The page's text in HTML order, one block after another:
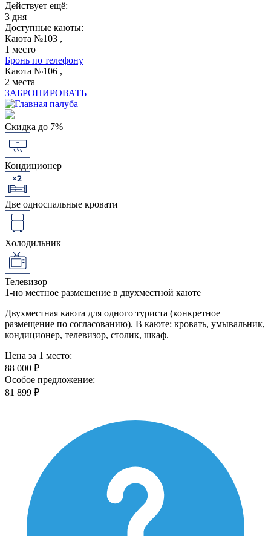
Действует ещё:
3 дня
Доступные каюты:
Каюта №103 ,
1 место
Бронь по телефону
Каюта №106 ,
2 места
ЗАБРОНИРОВАТЬ
Скидка до 7%
Кондиционер
Две односпальные кровати
Холодильник
Телевизор
1-но местное размещение в двухместной каюте
Двухместная каюта для одного туриста (конкретное
размещение по согласованию). В каюте: кровать, умывальник,
кондиционер, телевизор, столик, шкаф.
Цена за 1 место:
88 000 ₽
Особое предложение:
81 899 ₽